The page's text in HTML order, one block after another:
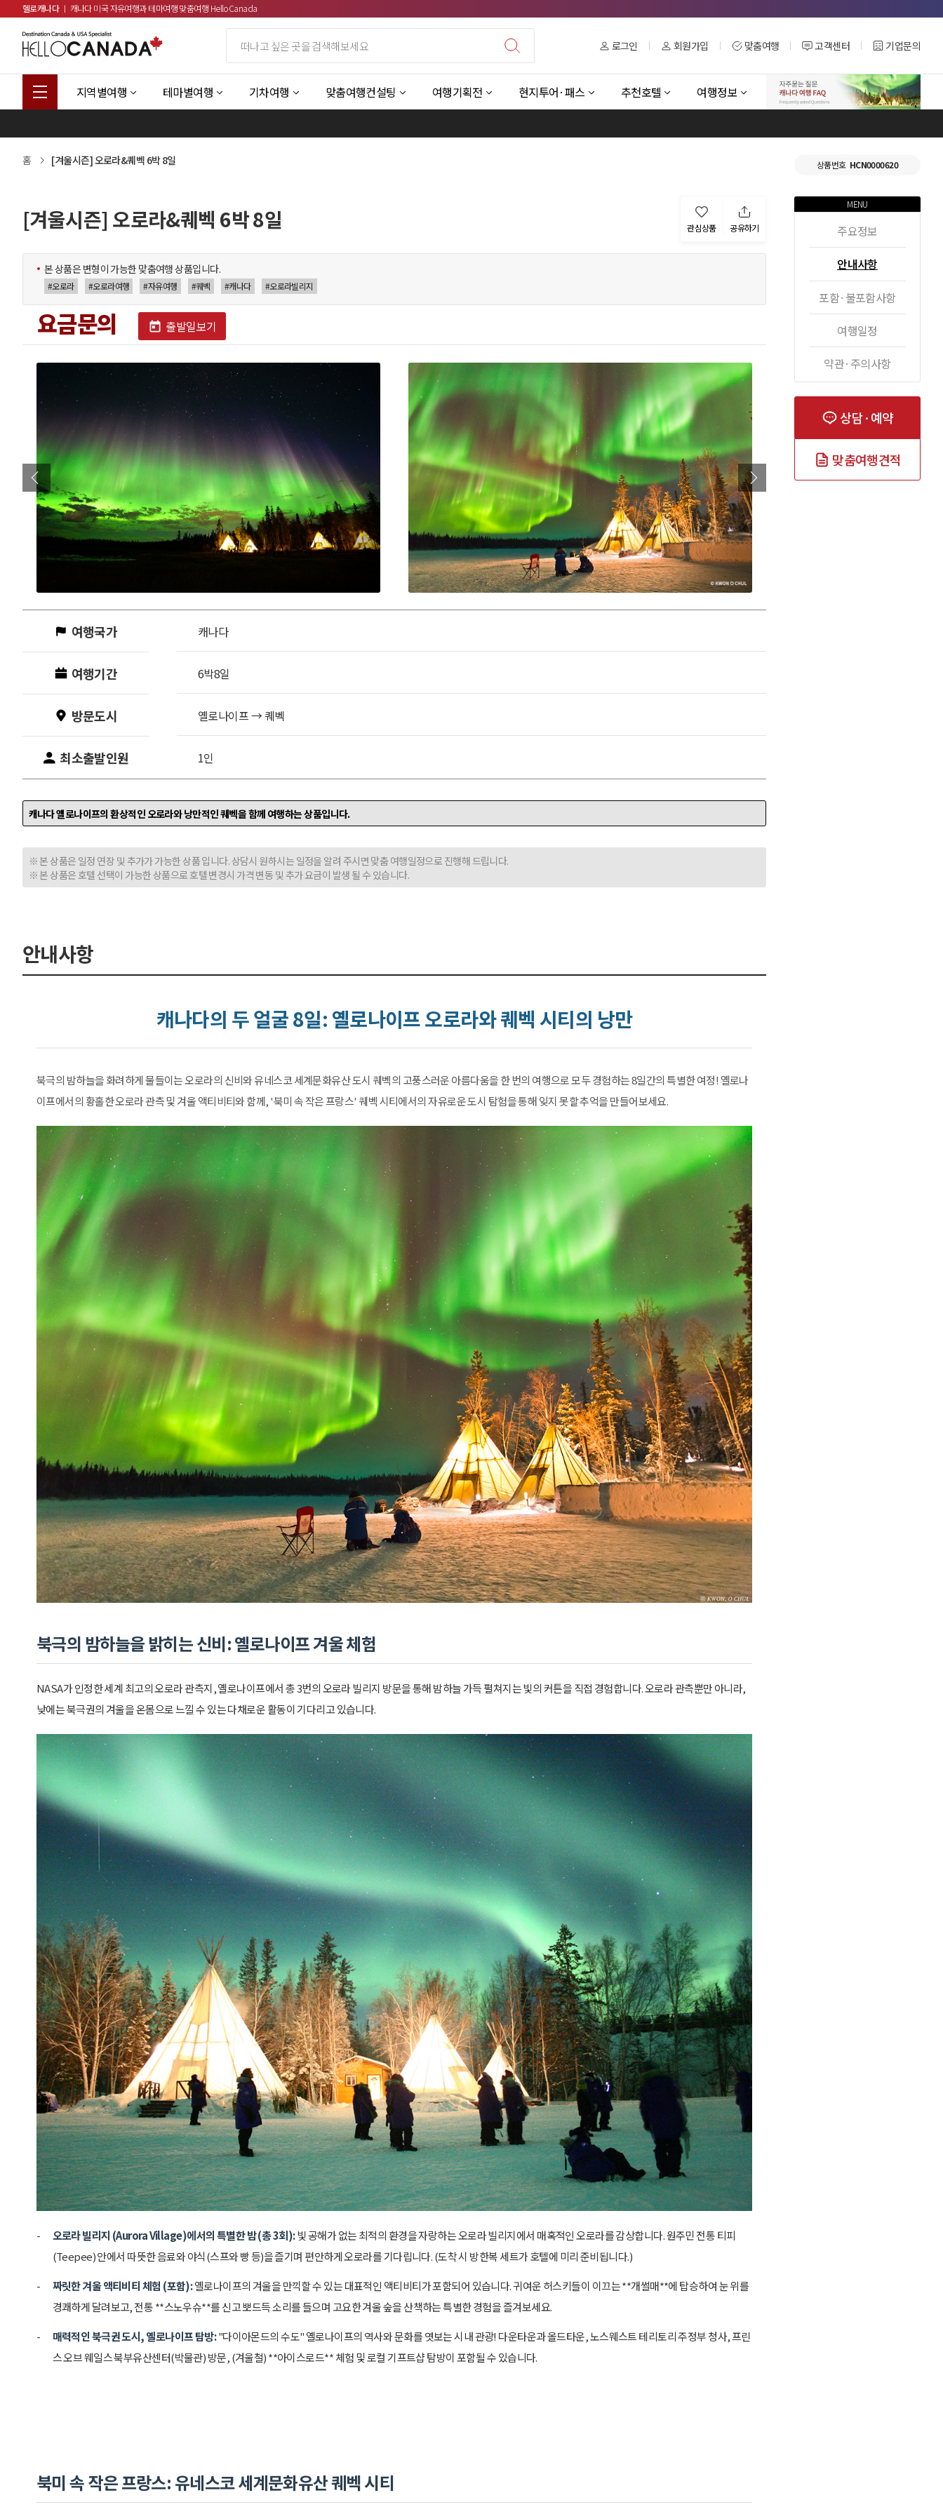
헬로캐나다 ㅣ 캐나다 미국 자유여행과 테마여행 맞춤여행 HelloCanada
로그인 회원가입 맞춤여행 고객센터 기업문의
지역별여행 테마별여행 기차여행 맞춤여행컨설팅 여행기획전 현지투어·패스 추천호텔 여행정보
홈 [겨울시즌] 오로라&퀘벡 6박 8일
[겨울시즌] 오로라&퀘벡 6박 8일 관심상품 공유하기
본 상품은 변형이 가능한 맞춤여행 상품입니다.
#오로라 #오로라여행 #자유여행 #퀘벡 #캐나다 #오로라빌리지
요금문의 출발일보기
여행국가 캐나다
여행기간 6박8일
방문도시 옐로나이프→퀘벡
최소출발인원 1인
캐나다 옐로나이프의 환상적인 오로라와 낭만적인 퀘벡을 함께 여행하는 상품입니다.
※ 본 상품은 일정 연장 및 추가가 가능한 상품 입니다. 상담시 원하시는 일정을 알려 주시면 맞춤 여행일정으로 진행해 드립니다.
※ 본 상품은 호텔 선택이 가능한 상품으로 호텔 변경시 가격 변동 및 추가 요금이 발생 될 수 있습니다.
안내사항
캐나다의 두 얼굴 8일: 옐로나이프 오로라와 퀘벡 시티의 낭만
북극의 밤하늘을 화려하게 물들이는 오로라의 신비와 유네스코 세계문화유산 도시 퀘벡의 고풍스러운 아름다움을 한 번의 여행으로 모두 경험하는 8일간의 특별한 여정! 옐로나
이프에서의 황홀한 오로라 관측 및 겨울 액티비티와 함께, '북미 속 작은 프랑스' 퀘벡 시티에서의 자유로운 도시 탐험을 통해 잊지 못할 추억을 만들어보세요.
북극의 밤하늘을 밝히는 신비: 옐로나이프 겨울 체험
NASA가 인정한 세계 최고의 오로라 관측지, 옐로나이프에서 총 3번의 오로라 빌리지 방문을 통해 밤하늘 가득 펼쳐지는 빛의 커튼을 직접 경험합니다. 오로라 관측뿐만 아니라,
낮에는 북극권의 겨울을 온몸으로 느낄 수 있는 다채로운 활동이 기다리고 있습니다.
오로라 빌리지 (Aurora Village)에서의 특별한 밤 (총 3회):빛 공해가 없는 최적의 환경을 자랑하는 오로라 빌리지에서 매혹적인 오로라를 감상합니다. 원주민 전통 티피
(Teepee) 안에서 따뜻한 음료와 야식(스프와 빵 등)을 즐기며 편안하게 오로라를 기다립니다. (도착 시 방한복 세트가 호텔에 미리 준비됩니다.)
짜릿한 겨울 액티비티 체험 (포함):옐로나이프의 겨울을 만끽할 수 있는 대표적인 액티비티가 포함되어 있습니다. 귀여운 허스키들이 이끄는 **개썰매**에 탑승하여 눈 위를
경쾌하게 달려보고, 전통 **스노우슈**를 신고 뽀드득 소리를 들으며 고요한 겨울 숲을 산책하는 특별한 경험을 즐겨보세요.
매력적인 북극권 도시, 옐로나이프 탐방:"다이아몬드의 수도" 옐로나이프의 역사와 문화를 엿보는 시내 관광! 다운타운과 올드타운, 노스웨스트 테리토리 주정부 청사, 프린
스 오브 웨일스 북부유산센터(박물관) 방문, (겨울철) **아이스로드** 체험 및 로컬 기프트샵 탐방이 포함될 수 있습니다.
북미 속 작은 프랑스: 유네스코 세계문화유산 퀘벡 시티
상품번호 HCN0000620
MENU
주요정보
안내사항
포함·불포함사항
여행일정
약관·주의사항
상담·예약
맞춤여행견적